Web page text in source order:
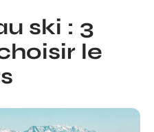
ski : 3
le